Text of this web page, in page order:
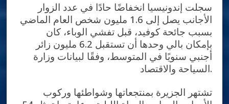
سجلت إندونيسيا انخفاضًا حادًا في عدد الزوار
الأجانب يصل إلى 1.6 مليون شخص العام الماضي
بسبب جائحة كوفيد، قبل تفشي الوباء، كان
بإمكان بالي وحدها أن تستقبل 6.2 مليون زائر
أجنبي سنويًا في المتوسط​​، وفقًا لبيانات وزارة
السياحة والاقتصاد.
تشتهر الجزيرة بمنتجعاتها وشواطئها وركوب